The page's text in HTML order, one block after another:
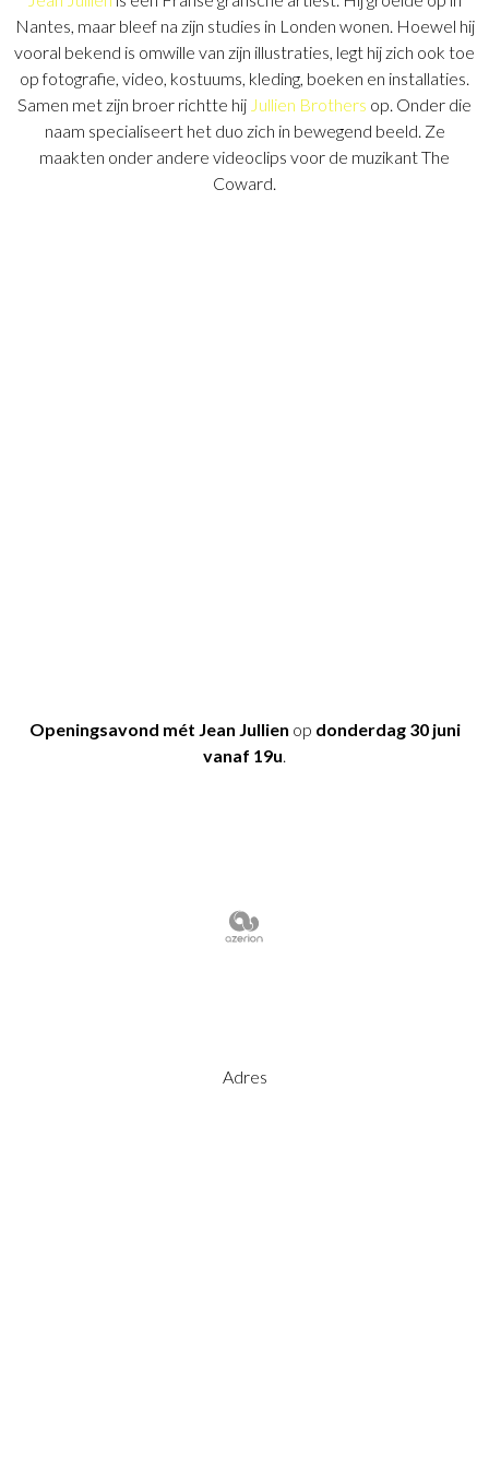
Nantes, maar bleef na zijn studies in Londen wonen. Hoewel hij
vooral bekend is omwille van zijn illustraties, legt hij zich ook toe
op fotografie, video, kostuums, kleding, boeken en installaties.
Samen met zijn broer richtte hij Jullien Brothers op. Onder die
naam specialiseert het duo zich in bewegend beeld. Ze
maakten onder andere videoclips voor de muzikant The
Coward.
Openingsavond mét Jean Jullien op donderdag 30 juni
vanaf 19u
Adres